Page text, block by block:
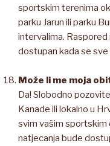
sportskim terenima
parku Jarun ili parku
intervalima. Raspored
dostupan kada se
Može li me moja
Da! Slobodno
Kanade ili lokalno u
svim vašim sportskim
natjecanja bude